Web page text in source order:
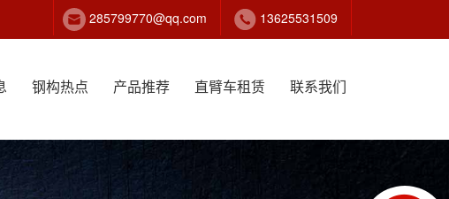
285799770@qq.com 13625531509
钢构热点 产品推荐 直臂车租赁 联系我们